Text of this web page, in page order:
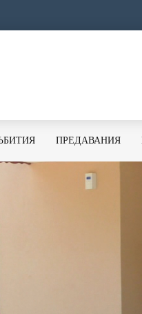
ПРЕДАВАНИЯ